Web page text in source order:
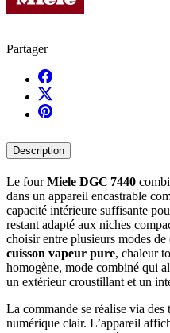
Partager
Description
Le fourMiele DGC 7440
dans un appareil encastrable
capacité intérieure suffisante
restant adapté aux niches
choisir entre plusieurs modes
cuisson vapeur pure, chaleur
homogène, mode combiné qui
un extérieur croustillant et un
La commande se réalise via des
numérique clair. L’appareil